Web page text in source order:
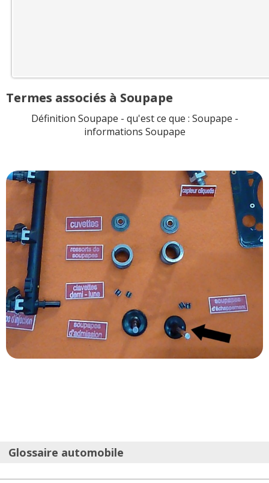
Termes associés à Soupape
Définition Soupape - qu'est ce que : Soupape -
informations Soupape
Glossaire automobile